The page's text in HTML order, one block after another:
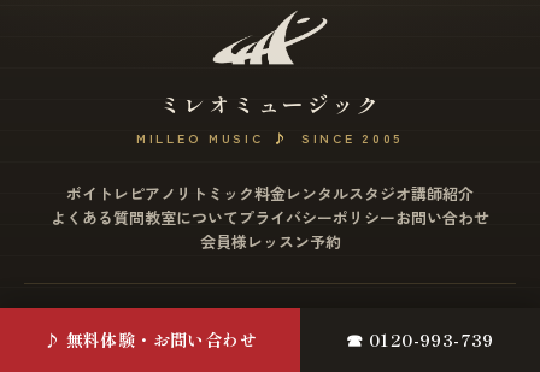
ミレオミュージック
MILLEO MUSIC ♪ SINCE 2005
ボイトレ ピアノ リトミック料金レンタルスタジオ講師紹介
よくある質問教室について プライバシーポリシーお問い合わせ
会員様レッスン予約
〒271-0077 千葉県松戸市根本2-12 ミヤザワビル4F
♪ 無料体験・お問い合わせ ☎ 0120-993-739